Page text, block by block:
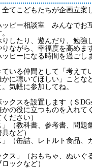
全てこどもたちが企画立案
ッピー相談室 みんなでお
したり、遊んだり、勉強
ながら、幸福度を高めま
ピーになる時間を過ごし
いる仲間として「考えて
に聴いてほしい」ことな
気軽に参加してね。
クスを設置します（Ｓ
かの役に立つものを入れて
ださい）
」（教科書、参考書、問題
など）
」（缶詰、レトルト食品
クス」（おもちゃ、ぬいぐ
ックなど）